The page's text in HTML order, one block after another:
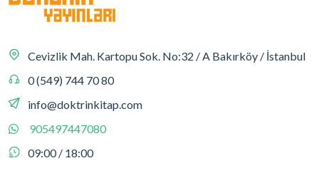
Cevizlik Mah. Kartopu Sok. No:32 / A Bakırköy / İstanbul
0 (549) 744 70 80
info@doktrinkitap.com
905497447080
09:00 / 18:00